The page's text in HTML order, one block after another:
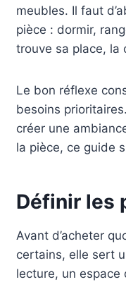
meubles. Il faut
pièce : dormir,
trouve sa place, la
Le bon réflexe
besoins
créer une
la pièce, ce guide
Définir les
Avant d’acheter
certains, elle sert
lecture, un espace